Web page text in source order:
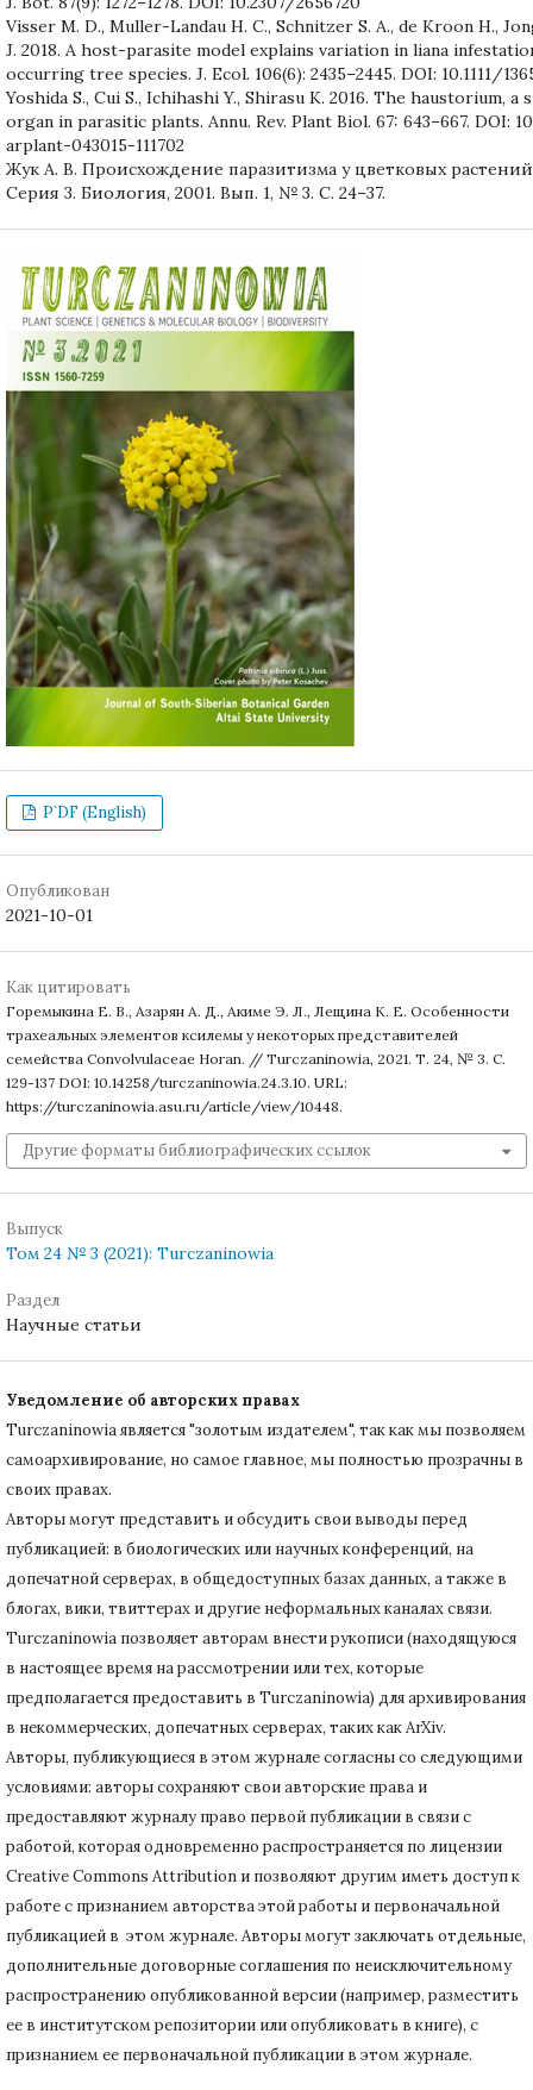
Visser M. D., Muller-Landau H. C., Schnitzer S. A., de Kroon H.,
J. 2018. A host-parasite model explains variation in liana
occurring tree species. J. Ecol. 106(6): 2435–2445. DOI: 10.1111/
Yoshida S., Cui S., Ichihashi Y., Shirasu K. 2016. The haustorium, a
organ in parasitic plants. Annu. Rev. Plant Biol. 67: 643–667. DOI:
arplant-043015-111702
Жук А. В. Происхождение паразитизма у цветковых
Серия 3. Биология, 2001. Вып. 1, № 3. С. 24–37.
P`DF (English)
Опубликован
2021-10-01
Как цитировать
Горемыкина Е. В., Азарян А. Д., Акиме Э. Л., Лещина К. Е. Особенности
трахеальных элементов ксилемы у некоторых представителей
семейства Convolvulaceae Horan. // Turczaninowia, 2021. Т. 24, № 3. С.
129-137 DOI: 10.14258/turczaninowia.24.3.10. URL:
https://turczaninowia.asu.ru/article/view/10448.
Другие форматы библиографических ссылок
Выпуск
Том 24 № 3 (2021): Turczaninowia
Раздел
Научные статьи
Уведомление об авторских правах
Turczaninowiа является "золотым издателем", так как мы позволяем
самоархивирование, но самое главное, мы полностью прозрачны в
своих правах.
Авторы могут представить и обсудить свои выводы перед
публикацией: в биологических или научных конференций, на
допечатной серверах, в общедоступных базах данных, а также в
блогах, вики, твиттерах и другие неформальных каналах связи.
Turczaninowiа позволяет авторам внести рукописи (находящуюся
в настоящее время на рассмотрении или тех, которые
предполагается предоставить в Turczaninowia) для архивирования
в некоммерческих, допечатных серверах, таких как ArXiv.
Авторы, публикующиеся в этом журнале согласны со следующими
условиями: авторы сохраняют свои авторские права и
предоставляют журналу право первой публикации в связи с
работой, которая одновременно распространяется по лицензии
Creative Commons Attribution и позволяют другим иметь доступ к
работе с признанием авторства этой работы и первоначальной
публикацией в этом журнале. Авторы могут заключать отдельные,
дополнительные договорные соглашения по неисключительному
распространению опубликованной версии (например, разместить
ее в институтском репозитории или опубликовать в книге), с
признанием ее первоначальной публикации в этом журнале.